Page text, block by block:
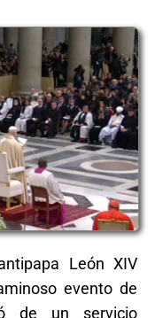
León XIV
evento de
de un servicio